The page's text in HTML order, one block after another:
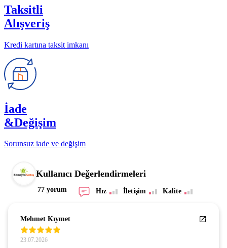
Taksitli
Alışveriş
Kredi kartına taksit imkanı
İade
&Değişim
Sorunsuz iade ve değişim
Kullanıcı Değerlendirmeleri
77 yorum Hız İletişim Kalite
Mehmet Kıymet
23.07.2026